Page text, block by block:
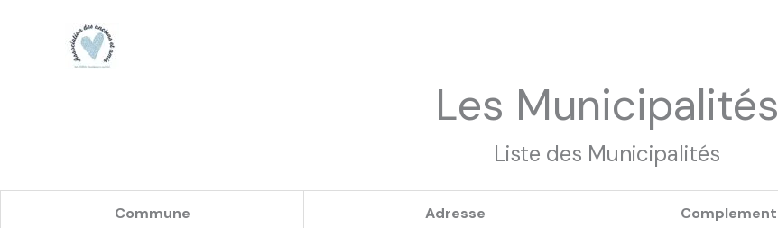
Les Municipalités
Liste des Municipalités
Commune Adresse Complement